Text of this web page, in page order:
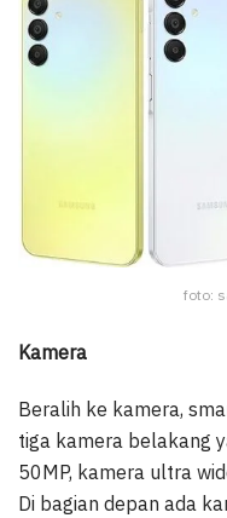
foto:
Kamera
Beralih ke kamera,
tiga kamera belakang
50MP, kamera ultra
Di bagian depan ada